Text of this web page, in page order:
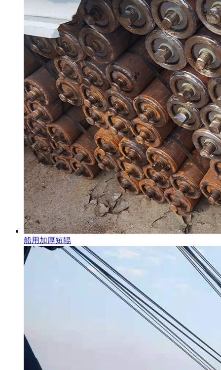
船用加厚短辊